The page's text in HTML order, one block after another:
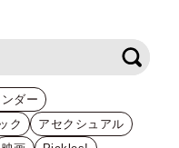
ダー
ク
アセクシュアル